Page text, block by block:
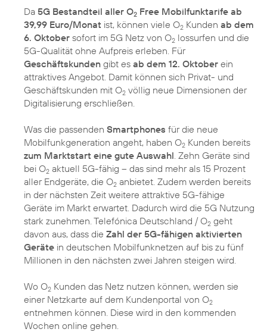
Da 5G Bestandteil aller O2 Free Mobilfunktarife ab
39,99 Euro/Monat ist, können viele O2 Kunden ab dem
6. Oktober sofort im 5G Netz von O2 lossurfen und die
5G-Qualität ohne Aufpreis erleben. Für
Geschäftskunden gibt es ab dem 12. Oktober ein
attraktives Angebot. Damit können sich Privat- und
Geschäftskunden mit O2 völlig neue Dimensionen der
Digitalisierung erschließen.
Was die passenden Smartphones für die neue
Mobilfunkgeneration angeht, haben O2 Kunden bereits
zum Marktstart eine gute Auswahl . Zehn Geräte sind
bei O2 aktuell 5G-fähig – das sind mehr als 15 Prozent
aller Endgeräte, die O2 anbietet. Zudem werden bereits
in der nächsten Zeit weitere attraktive 5G-fähige
Geräte im Markt erwartet. Dadurch wird die 5G Nutzung
stark zunehmen. Telefónica Deutschland / O2 geht
davon aus, dass die Zahl der 5G-fähigen aktivierten
Geräte in deutschen Mobilfunknetzen auf bis zu fünf
Millionen in den nächsten zwei Jahren steigen wird.
Wo O2 Kunden das Netz nutzen können, werden sie
einer Netzkarte auf dem Kundenportal von O2
entnehmen können. Diese wird in den kommenden
Wochen online gehen.